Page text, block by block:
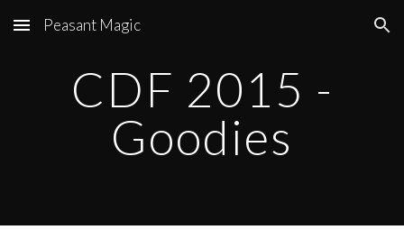
Skip to main content Skip to navigation
Peasant Magic
CDF 201 5 -
Goodies